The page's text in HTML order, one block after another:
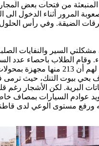
المنبعثة من فتحات بعض
المرور أثناء الدخول
الضيقة. وفي رأس
السير والنفايات
وقام الطلاب باحصاء عدد
فبلغ عددها 15.583 سيارة. كما أجروا احصاء
بحي بيوت التنك، حيث ترمى
البرية. لكن الأشجار رغم
عوادم السيارات بمصاف
ورفع مستوى الوعي لدى